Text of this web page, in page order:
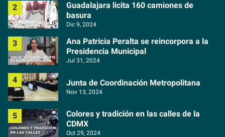
Guadalajara licita 160 camiones de
basura
Dic 9, 2024
Ana Patricia Peralta se reincorpora a la
Presidencia Municipal
Jul 31, 2024
Junta de Coordinación Metropolitana
Nov 13, 2024
Colores y tradición en las calles de la
CDMX
Oct 29, 2024